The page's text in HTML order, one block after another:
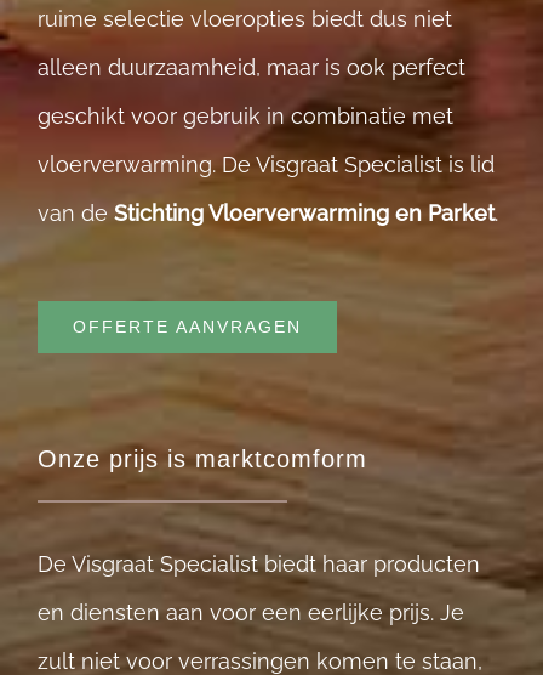
ruime selectie vloeropties biedt dus niet
alleen duurzaamheid, maar is ook perfect
geschikt voor gebruik in combinatie met
vloerverwarming. De Visgraat Specialist is lid
van deStichting Vloerverwarming en Parket.
OFFERTE AANVRAGEN
Onze prijs is marktcomform
De Visgraat Specialist biedt haar producten
en diensten aan voor een eerlijke prijs. Je
zult niet voor verrassingen komen te staan,